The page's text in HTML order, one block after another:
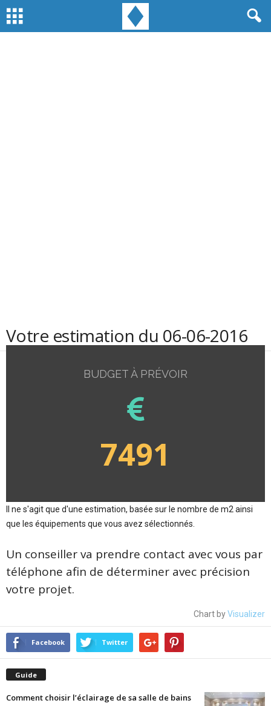
Votre estimation du 06-06-2016
BUDGET À PRÉVOIR
7491
Il ne s'agit que d'une estimation, basée sur le nombre de m2 ainsi
que les équipements que vous avez sélectionnés.
Un conseiller va prendre contact avec vous par
téléphone afin de déterminer avec précision
votre projet.
Chart byVisualizer
Facebook Twitter
Guide
Comment choisir l’éclairage de sa salle de bains